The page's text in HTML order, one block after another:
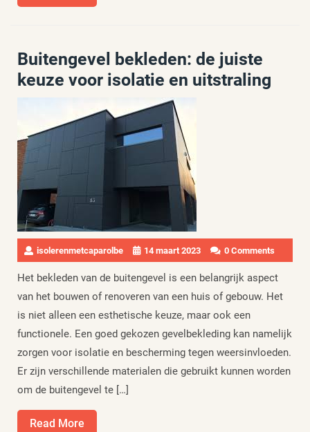
More
Buitengevel bekleden: de juiste
keuze voor isolatie en uitstraling
isolerenmetcaparolbe 14 maart 2023 0 Comments
Het bekleden van de buitengevel is een belangrijk aspect
van het bouwen of renoveren van een huis of gebouw. Het
is niet alleen een esthetische keuze, maar ook een
functionele. Een goed gekozen gevelbekleding kan namelijk
zorgen voor isolatie en bescherming tegen weersinvloeden.
Er zijn verschillende materialen die gebruikt kunnen worden
om de buitengevel te […]
Read More